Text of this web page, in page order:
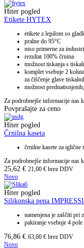
Hiter pogled
Etikete HYTEX
etikete z lepilom so
pralne do 95°C
niso primerne za
rezultat 100% črnina
možnost tiskanja s
komplet vsebuje 2
za čiščenje glave
možnost
Za podrobnejše informacije nas
Povprašajte za ceno
Hiter pogled
Črnilna kaseta
črnilne kasete za
Za podrobnejše informacije nas
25,62 € 21,00 € brez DDV
Novo
Hiter pogled
Silikonska pena
namenjena je zaščiti pri
pakiranje vsebuje 4
76,86 € 63,00 € brez DDV
Novo